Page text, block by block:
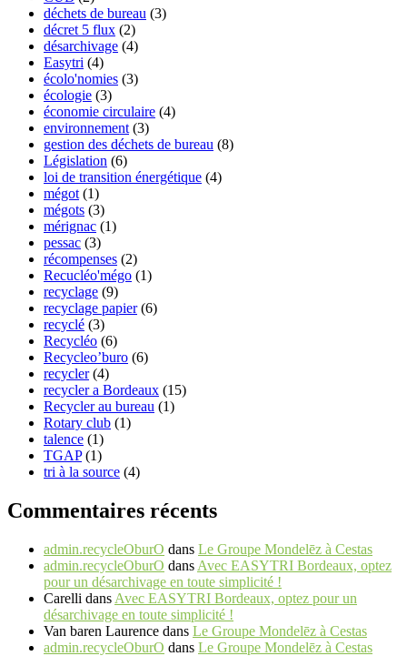
déchets de bureau (3)
décret 5 flux (2)
désarchivage (4)
Easytri (4)
écolo'nomies (3)
écologie (3)
économie circulaire (4)
environnement (3)
gestion des déchets de bureau (8)
Législation (6)
loi de transition énergétique (4)
mégot (1)
mégots (3)
mérignac (1)
pessac (3)
récompenses (2)
Recucléo'mégo (1)
recyclage (9)
recyclage papier(6)
recyclé (3)
Recycléo (6)
Recycleo’buro (6)
recycler(4)
recycler a Bordeaux (15)
Recycler au bureau (1)
Rotary club (1)
talence (1)
TGAP(1)
tri à la source (4)
Commentaires récents
admin.recycleOburO dans Le Groupe Mondelēz à Cestas
admin.recycleOburO dans Avec EASYTRI Bordeaux, optez
pour un désarchivage en toute simplicité !
Carelli dans Avec EASYTRI Bordeaux, optez pour un
désarchivage en toute simplicité !
Van baren Laurence dans Le Groupe Mondelēz à Cestas
admin.recycleOburO dans Le Groupe Mondelēz à Cestas